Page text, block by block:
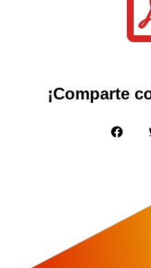
¡Comparte